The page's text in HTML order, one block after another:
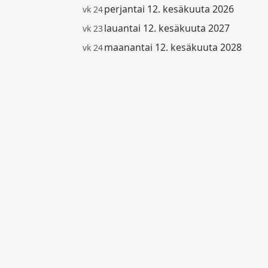
vk 24perjantai 12. kesäkuuta 2026
vk 23 lauantai 12. kesäkuuta 2027
vk 24maanantai 12. kesäkuuta 2028